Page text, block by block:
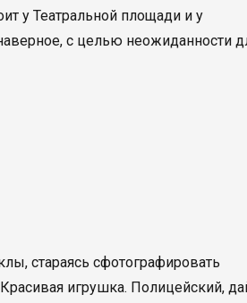
у Театральной площади и у
с целью неожиданности
стараясь сфотографировать
игрушка. Полицейский,